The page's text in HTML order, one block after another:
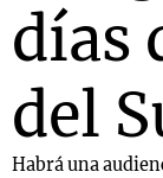
días
del
Habrá una